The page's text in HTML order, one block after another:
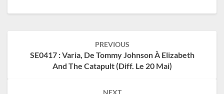
PREVIOUS
SE0417 : Varia, De Tommy Johnson À Elizabeth
And The Catapult (diff. Le 20 Mai)